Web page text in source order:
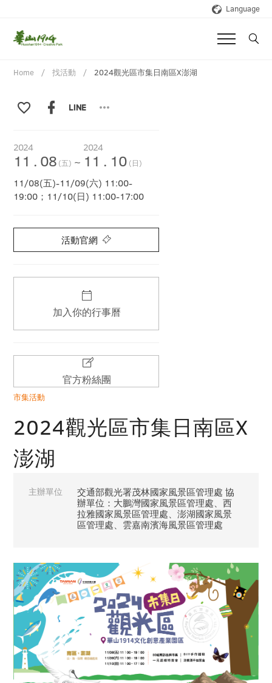
Language
Home 找活動 2024觀光區市集日南區X澎湖
2024
11 . 08 (五) ~
2024
11 . 10 (日)
11/08(五)-11/09(六) 11:00-
19:00；11/10(日) 11:00-17:00
加入你的行事曆
官方粉絲團
市集活動
2024觀光區市集日南區X
澎湖
主辦單位
交通部觀光署茂林國家風景區管理處 協
辦單位：大鵬灣國家風景區管理處、西
拉雅國家風景區管理處、澎湖國家風景
區管理處、雲嘉南濱海風景區管理處